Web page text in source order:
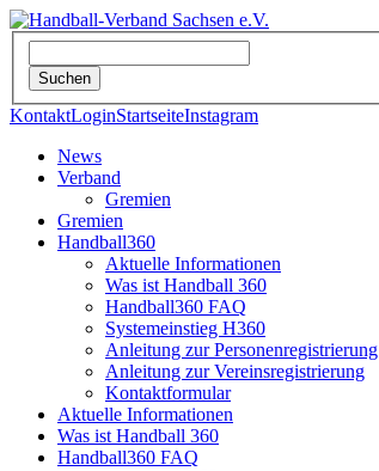
KontaktLoginStartseiteInstagram
News
Verband
Gremien
Gremien
Handball360
Aktuelle Informationen
Was ist Handball 360
Handball360 FAQ
Systemeinstieg H360
Anleitung zur Personenregistrierung
Anleitung zur Vereinsregistrierung
Kontaktformular
Aktuelle Informationen
Was ist Handball 360
Handball360 FAQ